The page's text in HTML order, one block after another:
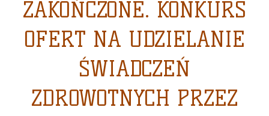
ZAKOŃCZONE. KONKURS
OFERT NA UDZIELANIE
ŚWIADCZEŃ
ZDROWOTNYCH PRZEZ